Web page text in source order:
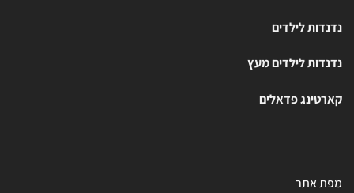
נדנדות לילדים
נדנדות לילדים מעץ
קארטינג פדאלים
מפת אתר